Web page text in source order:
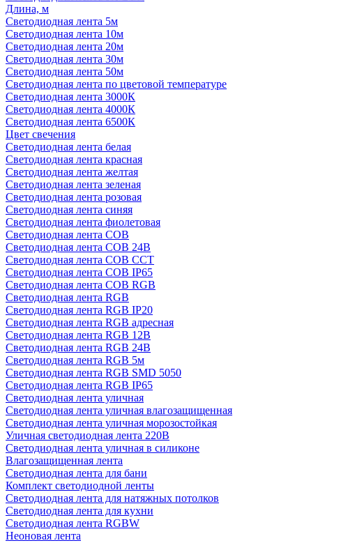
Длина, м
Светодиодная лента 5м
Светодиодная лента 10м
Светодиодная лента 20м
Светодиодная лента 30м
Светодиодная лента 50м
Светодиодная лента по цветовой температуре
Светодиодная лента 3000К
Светодиодная лента 4000К
Светодиодная лента 6500К
Цвет свечения
Светодиодная лента белая
Светодиодная лента красная
Светодиодная лента желтая
Светодиодная лента зеленая
Светодиодная лента розовая
Светодиодная лента синяя
Светодиодная лента фиолетовая
Светодиодная лента COB
Светодиодная лента COB 24В
Светодиодная лента COB CCT
Светодиодная лента COB IP65
Светодиодная лента COB RGB
Светодиодная лента RGB
Светодиодная лента RGB IP20
Светодиодная лента RGB адресная
Светодиодная лента RGB 12В
Светодиодная лента RGB 24В
Светодиодная лента RGB 5м
Светодиодная лента RGB SMD 5050
Светодиодная лента RGB IP65
Светодиодная лента уличная
Светодиодная лента уличная влагозащищенная
Светодиодная лента уличная морозостойкая
Уличная светодиодная лента 220В
Светодиодная лента уличная в силиконе
Влагозащищенная лента
Светодиодная лента для бани
Комплект светодиодной ленты
Светодиодная лента для натяжных потолков
Светодиодная лента для кухни
Светодиодная лента RGBW
Неоновая лента